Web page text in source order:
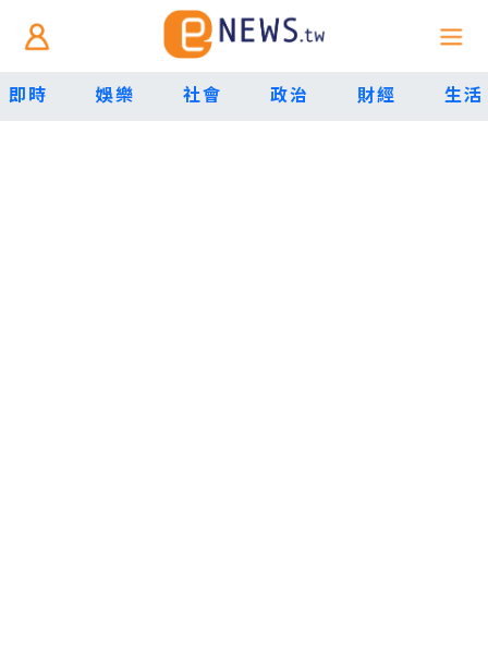
即時 娛樂 社會 政治 財經 生活